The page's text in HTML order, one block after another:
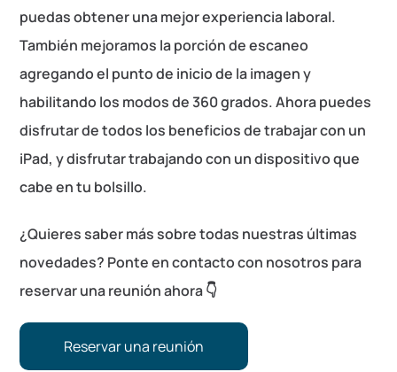
puedas obtener una mejor experiencia laboral.
También mejoramos la porción de escaneo
agregando el punto de inicio de la imagen y
habilitando los modos de 360 grados. Ahora puedes
disfrutar de todos los beneficios de trabajar con un
iPad, y disfrutar trabajando con un dispositivo que
cabe en tu bolsillo.
¿Quieres saber más sobre todas nuestras últimas
novedades? Ponte en contacto con nosotros para
reservar una reunión ahora 👇
Reservar una reunión